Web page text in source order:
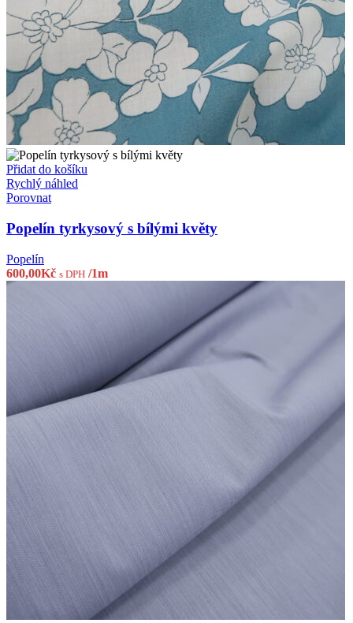
Přidat do košíku
Rychlý náhled
Porovnat
Popelín tyrkysový s bílými květy
Popelín
600,00Kč s DPH /1m